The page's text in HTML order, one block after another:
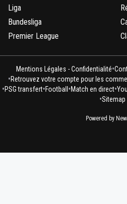
Liga
Bundesliga
Premier League
Mentions Légales - Confidentialité•
•Retrouvez votre compte pour les
•PSG transfert•Football •Match en direct•
•Sitemap
Powered by